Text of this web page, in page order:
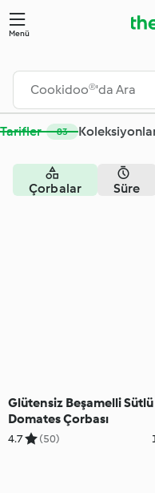
Menü
Tarifler 83
Çorbalar Süre
Glütensiz Beşamelli Sütlü
Domates Çorbası
4.7 (50)